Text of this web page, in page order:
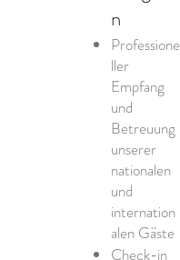
n
Professione
ller
Empfang
und
Betreuung
unserer
nationalen
und
internation
alen Gäste
Check-in